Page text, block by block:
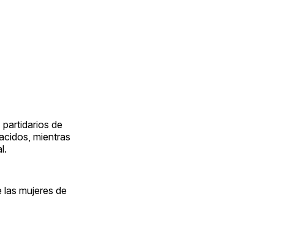
de
mientras
mujeres de